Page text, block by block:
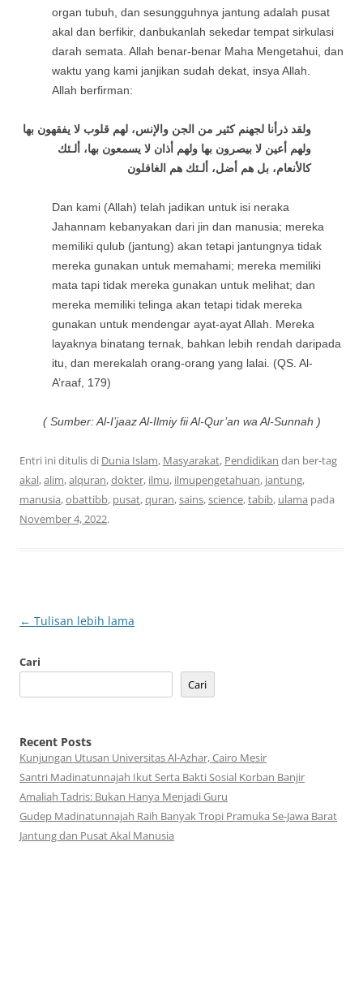
organ tubuh, dan sesungguhnya jantung adalah pusat
akal dan berfikir, danbukanlah sekedar tempat sirkulasi
darah semata. Allah benar-benar Maha Mengetahui, dan
waktu yang kami janjikan sudah dekat, insya Allah.
Allah berfirman:
ولقد ذرأنا لجهنم كثير من الجن والإنس، لهم قلوب لا يفقهون بها
ولهم أعين لا بيصرون بها ولهم أذان لا يسمعون بها، ألـئك
كالأنعام، بل هم أضل، ألـئك هم الغافلون
Dan kami (Allah) telah jadikan untuk isi neraka
Jahannam kebanyakan dari jin dan manusia; mereka
memiliki qulub (jantung) akan tetapi jantungnya tidak
mereka gunakan untuk memahami; mereka memiliki
mata tapi tidak mereka gunakan untuk melihat; dan
mereka memiliki telinga akan tetapi tidak mereka
gunakan untuk mendengar ayat-ayat Allah. Mereka
layaknya binatang ternak, bahkan lebih rendah daripada
itu, dan merekalah orang-orang yang lalai. (QS. Al-
A’raaf, 179)
( Sumber: Al-I’jaaz Al-Ilmiy fii Al-Qur’an wa Al-Sunnah )
Entri ini ditulis di Dunia Islam, Masyarakat, Pendidikan dan ber-tag
akal,alim,alquran,dokter, ilmu, ilmupengetahuan, jantung,
manusia,obattibb, pusat,quran,sains,science,tabib, ulama pada
November 4, 2022.
Navigasi
← Tulisan lebih lama
Cari
Cari
Recent Posts
Kunjungan Utusan Universitas Al-Azhar, Cairo Mesir
Santri Madinatunnajah Ikut Serta Bakti Sosial Korban Banjir
Amaliah Tadris: Bukan Hanya Menjadi Guru
Gudep Madinatunnajah Raih Banyak Tropi Pramuka Se-Jawa Barat
Jantung dan Pusat Akal Manusia